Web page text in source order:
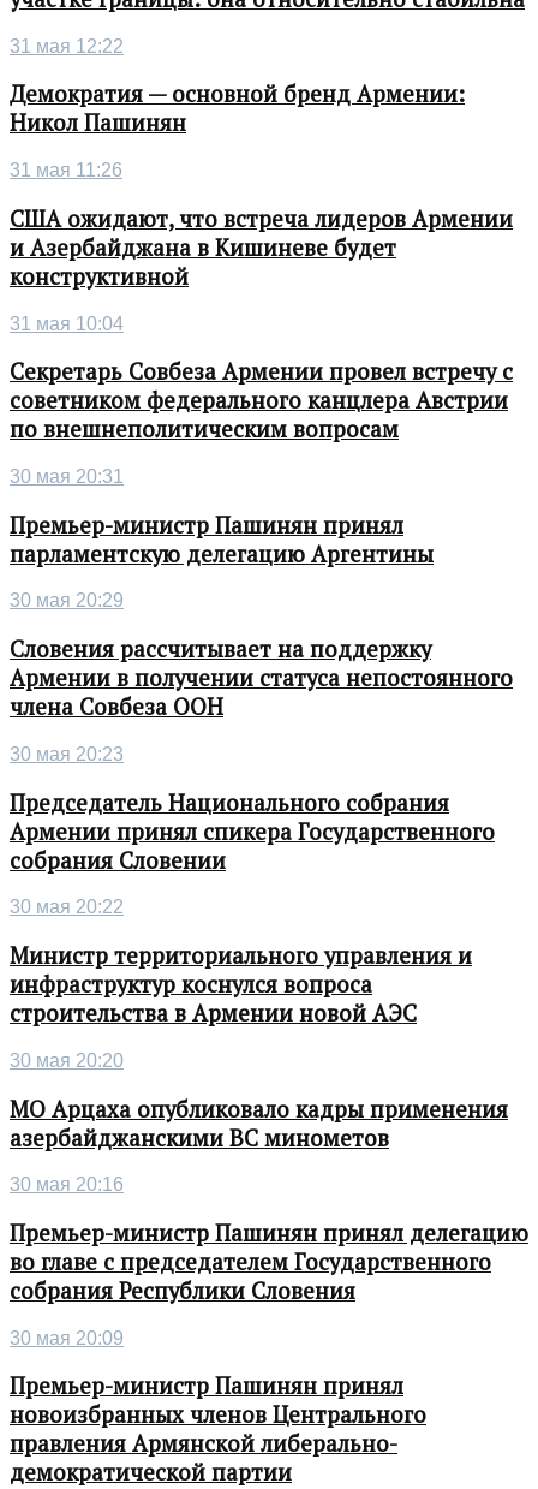
31 мая 12:22
Демократия — основной бренд Армении:
Никол Пашинян
31 мая 11:26
США ожидают, что встреча лидеров Армении
и Азербайджана в Кишиневе будет
конструктивной
31 мая 10:04
Секретарь Совбеза Армении провел встречу с
советником федерального канцлера Австрии
по внешнеполитическим вопросам
30 мая 20:31
Премьер-министр Пашинян принял
парламентскую делегацию Аргентины
30 мая 20:29
Словения рассчитывает на поддержку
Армении в получении статуса непостоянного
члена Совбеза ООН
30 мая 20:23
Председатель Национального собрания
Армении принял спикера Государственного
собрания Словении
30 мая 20:22
Министр территориального управления и
инфраструктур коснулся вопроса
строительства в Армении новой АЭС
30 мая 20:20
МО Арцаха опубликовало кадры применения
азербайджанскими ВС минометов
30 мая 20:16
Премьер-министр Пашинян принял делегацию
во главе с председателем Государственного
собрания Республики Словения
30 мая 20:09
Премьер-министр Пашинян принял
новоизбранных членов Центрального
правления Армянской либерально-
демократической партии